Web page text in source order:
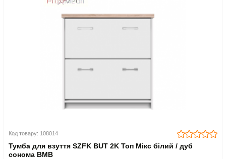
Код товару: 108014
Тумба для взуття SZFK BUT 2K Топ Мікс білий / дуб
сонома ВМВ